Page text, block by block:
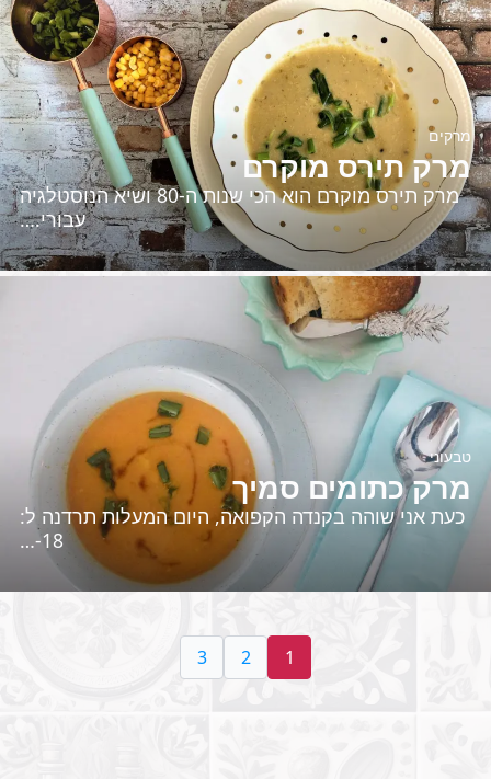
מרק תירס מוקרם
מרקים
מרק תירס מוקרם הוא הכי שנות ה-80 ושיא הנוסטלגיה
עבורי.…
מרק כתומים סמיך
טבעוני
כעת אני שוהה בקנדה הקפואה, היום המעלות תרדנה ל:
18-…
1
2
3